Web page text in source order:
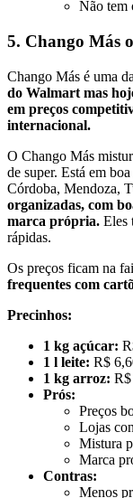
Não tem
5. Chango Más
Chango Más é uma
do Walmart mas
em preços
internacional.
O Chango Más
de super. Está em
Córdoba, Mendoza,
organizadas, com
marca própria. Eles
rápidas.
Os preços ficam na
frequentes com
Precinhos:
1 kg açúcar:
1 l leite: R$
1 kg arroz:
Prós:
Preços
Lojas
Mistura
Marca
Contras:
Menos